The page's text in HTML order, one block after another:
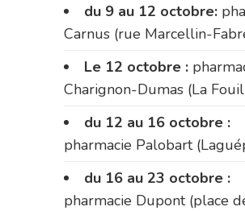
du 9 au 12 octobre:
Carnus (rue Marcellin-
Le 12 octobre :
Charignon-Dumas (La
du 12 au 16 octobre :
pharmacie Palobart
du 16 au 23 octobre :
pharmacie Dupont (place